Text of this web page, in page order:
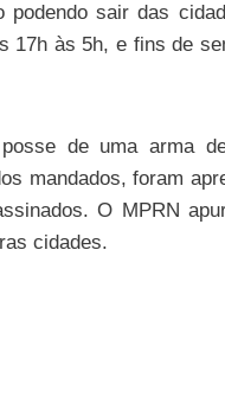
sair das
17h às 5h, e fins de
de uma arma
mandados, foram
O MPRN
cidades.